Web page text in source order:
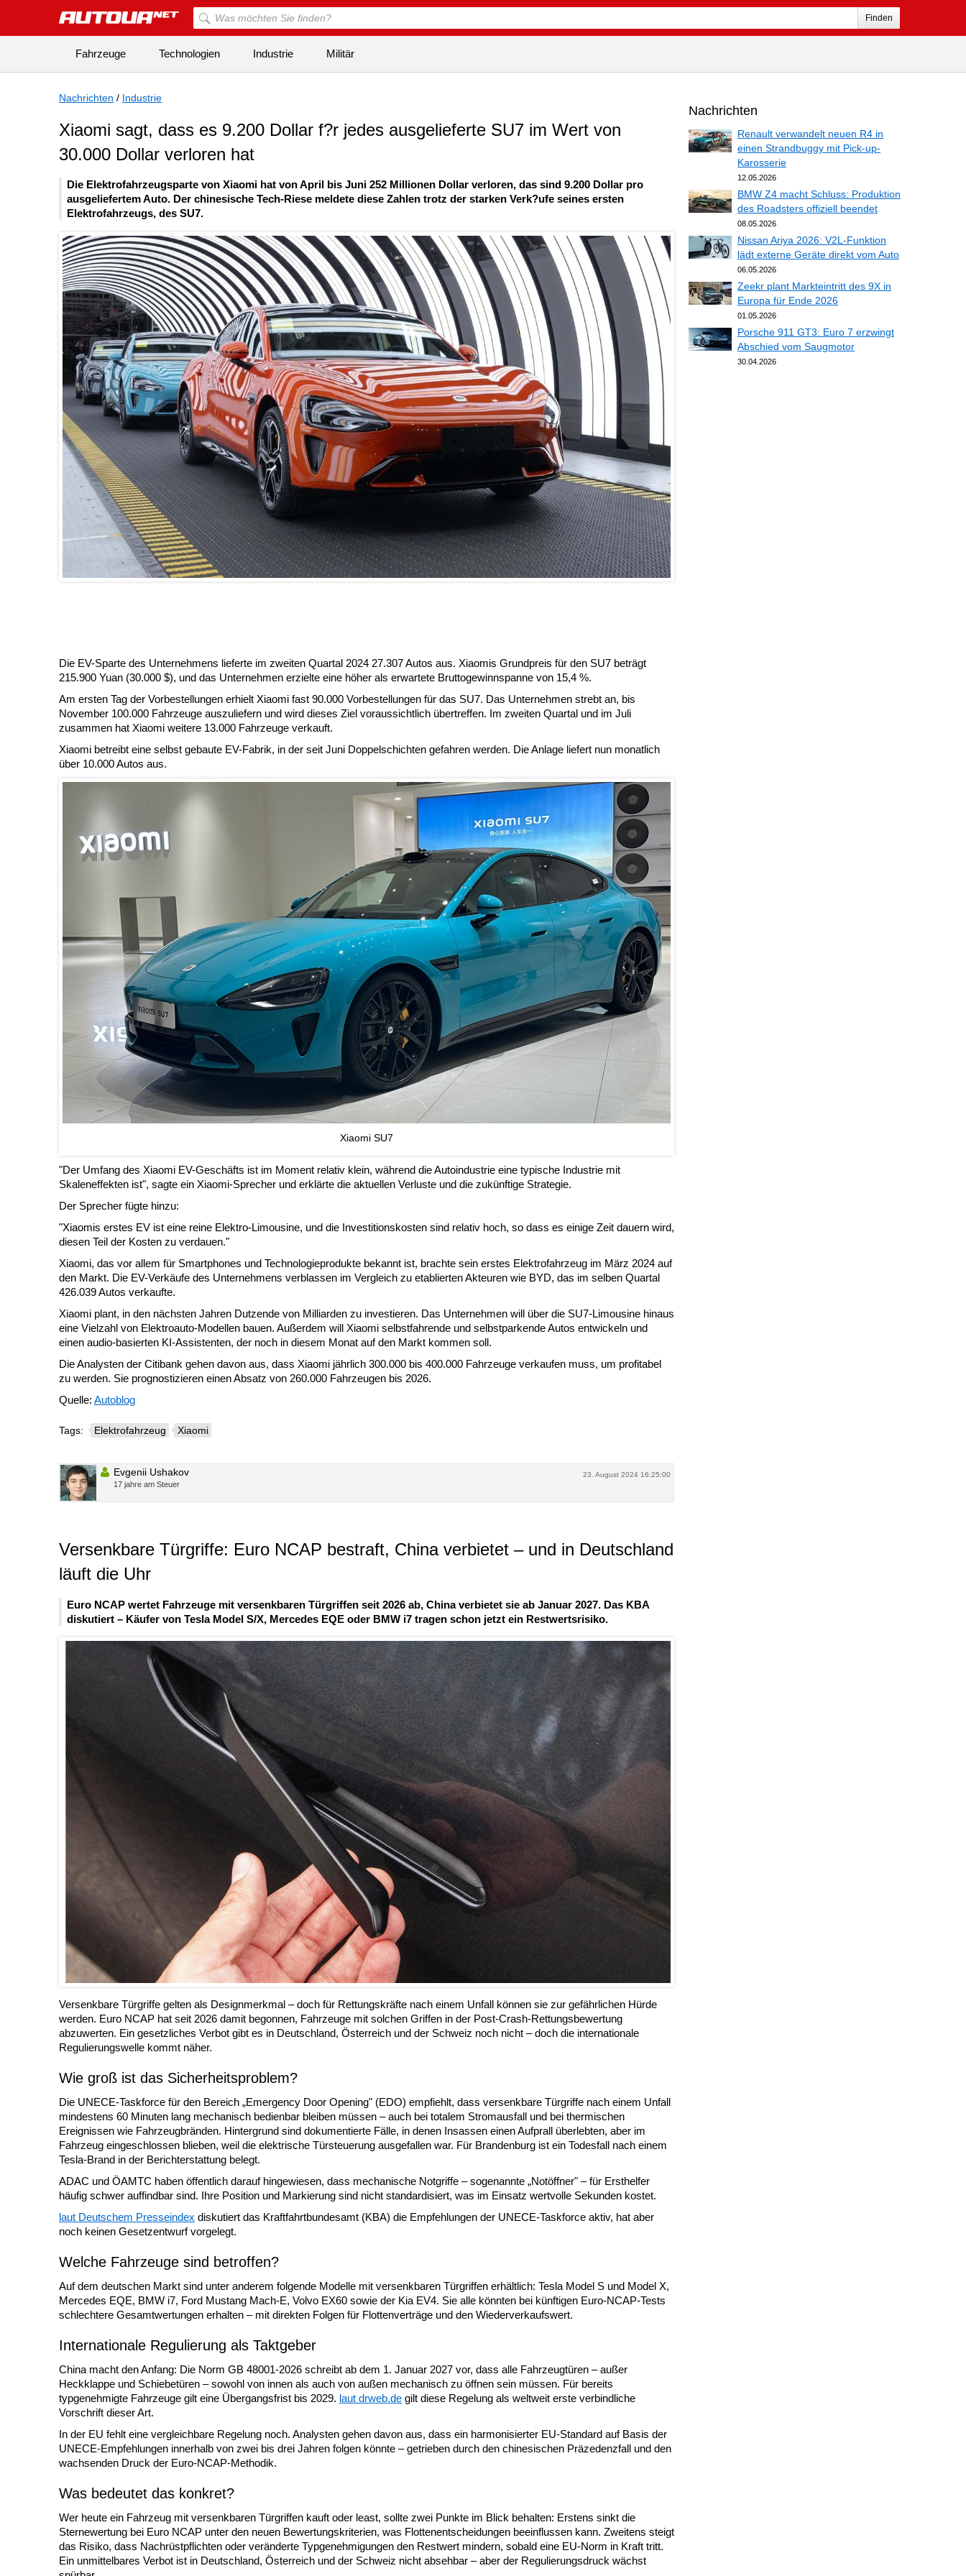
Finden
Fahrzeuge Technologien Industrie Militär
Nachrichten / Industrie
Xiaomi sagt, dass es 9.200 Dollar f?r jedes ausgelieferte SU7 im Wert von
30.000 Dollar verloren hat
Die Elektrofahrzeugsparte von Xiaomi hat von April bis Juni 252 Millionen Dollar verloren, das sind 9.200 Dollar pro
ausgeliefertem Auto. Der chinesische Tech-Riese meldete diese Zahlen trotz der starken Verk?ufe seines ersten
Elektrofahrzeugs, des SU7.
Die EV-Sparte des Unternehmens lieferte im zweiten Quartal 2024 27.307 Autos aus. Xiaomis Grundpreis für den SU7 beträgt
215.900 Yuan (30.000 $), und das Unternehmen erzielte eine höher als erwartete Bruttogewinnspanne von 15,4 %.
Am ersten Tag der Vorbestellungen erhielt Xiaomi fast 90.000 Vorbestellungen für das SU7. Das Unternehmen strebt an, bis
November 100.000 Fahrzeuge auszuliefern und wird dieses Ziel voraussichtlich übertreffen. Im zweiten Quartal und im Juli
zusammen hat Xiaomi weitere 13.000 Fahrzeuge verkauft.
Xiaomi betreibt eine selbst gebaute EV-Fabrik, in der seit Juni Doppelschichten gefahren werden. Die Anlage liefert nun monatlich
über 10.000 Autos aus.
Xiaomi SU7
"Der Umfang des Xiaomi EV-Geschäfts ist im Moment relativ klein, während die Autoindustrie eine typische Industrie mit
Skaleneffekten ist", sagte ein Xiaomi-Sprecher und erklärte die aktuellen Verluste und die zukünftige Strategie.
Der Sprecher fügte hinzu:
"Xiaomis erstes EV ist eine reine Elektro-Limousine, und die Investitionskosten sind relativ hoch, so dass es einige Zeit dauern wird,
diesen Teil der Kosten zu verdauen."
Xiaomi, das vor allem für Smartphones und Technologieprodukte bekannt ist, brachte sein erstes Elektrofahrzeug im März 2024 auf
den Markt. Die EV-Verkäufe des Unternehmens verblassen im Vergleich zu etablierten Akteuren wie BYD, das im selben Quartal
426.039 Autos verkaufte.
Xiaomi plant, in den nächsten Jahren Dutzende von Milliarden zu investieren. Das Unternehmen will über die SU7-Limousine hinaus
eine Vielzahl von Elektroauto-Modellen bauen. Außerdem will Xiaomi selbstfahrende und selbstparkende Autos entwickeln und
einen audio-basierten KI-Assistenten, der noch in diesem Monat auf den Markt kommen soll.
Die Analysten der Citibank gehen davon aus, dass Xiaomi jährlich 300.000 bis 400.000 Fahrzeuge verkaufen muss, um profitabel
zu werden. Sie prognostizieren einen Absatz von 260.000 Fahrzeugen bis 2026.
Quelle: Autoblog
Tags: Elektrofahrzeug Xiaomi
23. August 2024 16:25:00
Evgenii Ushakov
17 jahre am Steuer
Versenkbare Türgriffe: Euro NCAP bestraft, China verbietet – und in Deutschland
läuft die Uhr
Euro NCAP wertet Fahrzeuge mit versenkbaren Türgriffen seit 2026 ab, China verbietet sie ab Januar 2027. Das KBA
diskutiert – Käufer von Tesla Model S/X, Mercedes EQE oder BMW i7 tragen schon jetzt ein Restwertsrisiko.
Versenkbare Türgriffe gelten als Designmerkmal – doch für Rettungskräfte nach einem Unfall können sie zur gefährlichen Hürde
werden. Euro NCAP hat seit 2026 damit begonnen, Fahrzeuge mit solchen Griffen in der Post-Crash-Rettungsbewertung
abzuwerten. Ein gesetzliches Verbot gibt es in Deutschland, Österreich und der Schweiz noch nicht – doch die internationale
Regulierungswelle kommt näher.
Wie groß ist das Sicherheitsproblem?
Die UNECE-Taskforce für den Bereich „Emergency Door Opening" (EDO) empfiehlt, dass versenkbare Türgriffe nach einem Unfall
mindestens 60 Minuten lang mechanisch bedienbar bleiben müssen – auch bei totalem Stromausfall und bei thermischen
Ereignissen wie Fahrzeugbränden. Hintergrund sind dokumentierte Fälle, in denen Insassen einen Aufprall überlebten, aber im
Fahrzeug eingeschlossen blieben, weil die elektrische Türsteuerung ausgefallen war. Für Brandenburg ist ein Todesfall nach einem
Tesla-Brand in der Berichterstattung belegt.
ADAC und ÖAMTC haben öffentlich darauf hingewiesen, dass mechanische Notgriffe – sogenannte „Notöffner" – für Ersthelfer
häufig schwer auffindbar sind. Ihre Position und Markierung sind nicht standardisiert, was im Einsatz wertvolle Sekunden kostet.
laut Deutschem Presseindex diskutiert das Kraftfahrtbundesamt (KBA) die Empfehlungen der UNECE-Taskforce aktiv, hat aber
noch keinen Gesetzentwurf vorgelegt.
Welche Fahrzeuge sind betroffen?
Auf dem deutschen Markt sind unter anderem folgende Modelle mit versenkbaren Türgriffen erhältlich: Tesla Model S und Model X,
Mercedes EQE, BMW i7, Ford Mustang Mach-E, Volvo EX60 sowie der Kia EV4. Sie alle könnten bei künftigen Euro-NCAP-Tests
schlechtere Gesamtwertungen erhalten – mit direkten Folgen für Flottenverträge und den Wiederverkaufswert.
Internationale Regulierung als Taktgeber
China macht den Anfang: Die Norm GB 48001-2026 schreibt ab dem 1. Januar 2027 vor, dass alle Fahrzeugtüren – außer
Heckklappe und Schiebetüren – sowohl von innen als auch von außen mechanisch zu öffnen sein müssen. Für bereits
typgenehmigte Fahrzeuge gilt eine Übergangsfrist bis 2029. laut drweb.de gilt diese Regelung als weltweit erste verbindliche
Vorschrift dieser Art.
In der EU fehlt eine vergleichbare Regelung noch. Analysten gehen davon aus, dass ein harmonisierter EU-Standard auf Basis der
UNECE-Empfehlungen innerhalb von zwei bis drei Jahren folgen könnte – getrieben durch den chinesischen Präzedenzfall und den
wachsenden Druck der Euro-NCAP-Methodik.
Was bedeutet das konkret?
Wer heute ein Fahrzeug mit versenkbaren Türgriffen kauft oder least, sollte zwei Punkte im Blick behalten: Erstens sinkt die
Sternewertung bei Euro NCAP unter den neuen Bewertungskriterien, was Flottenentscheidungen beeinflussen kann. Zweitens steigt
das Risiko, dass Nachrüstpflichten oder veränderte Typgenehmigungen den Restwert mindern, sobald eine EU-Norm in Kraft tritt.
Ein unmittelbares Verbot ist in Deutschland, Österreich und der Schweiz nicht absehbar – aber der Regulierungsdruck wächst
Nachrichten
Renault verwandelt neuen R4 in
einen Strandbuggy mit Pick-up-
Karosserie
12.05.2026
BMW Z4 macht Schluss: Produktion
des Roadsters offiziell beendet
08.05.2026
Nissan Ariya 2026: V2L-Funktion
lädt externe Geräte direkt vom Auto
06.05.2026
Zeekr plant Markteintritt des 9X in
Europa für Ende 2026
01.05.2026
Porsche 911 GT3: Euro 7 erzwingt
Abschied vom Saugmotor
30.04.2026